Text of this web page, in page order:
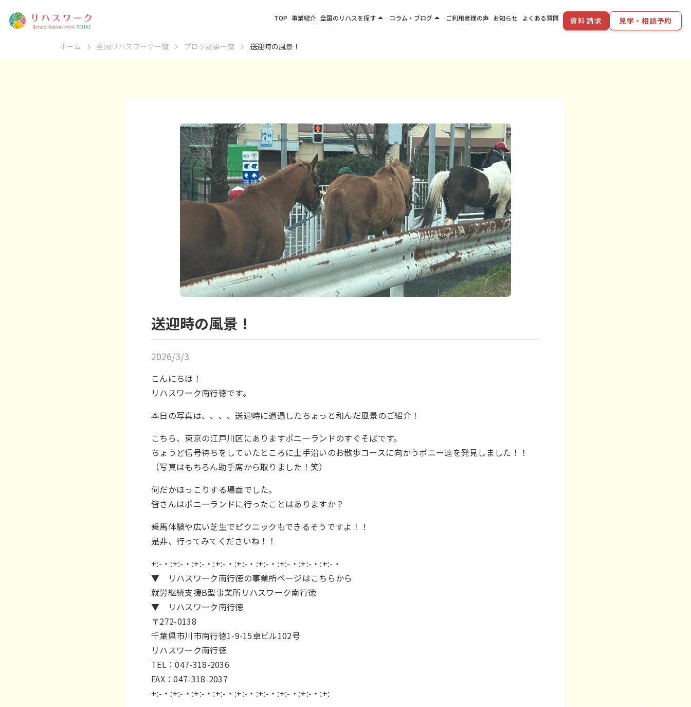
ホーム 全国リハスワーク一覧 ブログ記事一覧 送迎時の風景！
送迎時の風景！
2026/3/3
こんにちは！
リハスワーク南行徳です。
本日の写真は、、、、送迎時に遭遇したちょっと和んだ風景のご紹介！
こちら、東京の江戸川区にありますポニーランドのすぐそばです。
ちょうど信号待ちをしていたところに土手沿いのお散歩コースに向かうポニー達を発見しました！！
（写真はもちろん助手席から取りました！笑）
何だかほっこりする場面でした。
皆さんはポニーランドに行ったことはありますか？
乗馬体験や広い芝生でピクニックもできるそうですよ！！
是非、行ってみてくださいね！！
+:-・:+:-・:+:-・:+:-・:+:-・:+:-・:+:-・:+:-・:+:-・
▼ リハスワーク南行徳の事業所ページはこちらから
就労継続支援B型事業所リハスワーク南行徳
▼ リハスワーク南行徳
〒272-0138
千葉県市川市南行徳1-9-15卓ビル102号
リハスワーク南行徳
TEL：047-318-2036
FAX：047-318-2037
+:-・:+:-・:+:-・:+:-・:+:-・:+:-・:+:-・:+:-・:+:
TOP 事業紹介 全国のリハスを探すarrow_drop_up
四国・九州エリア
コラム・ブログarrow_drop_up ご利用者様の声 お知らせ よくある質問 資料請求 見学・相談予約